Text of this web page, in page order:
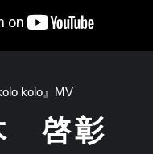
kolo』MV
啓彰